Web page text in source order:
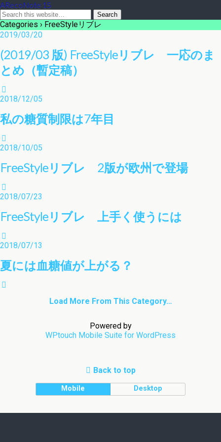
ARecoNote 15
Categories › FreeStyleリブレ
2019/03/20
(2019/03 版) FreeStyleリブレ 一応のま
とめ（暫定稿）
2018/12/05
私の糖質制限は7年目
2018/10/05
FreeStyleリブレ 2版が欧州で登場
2018/07/23
FreeStyleリブレ 上手く使うには
2018/07/13
夏には血糖値が上がる？
Load More From This Category…
Powered by
WPtouch Mobile Suite for WordPress
Back to top
Mobile Desktop